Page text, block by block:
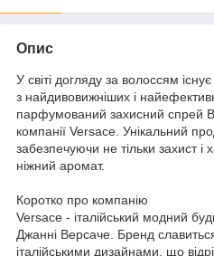
Опис
У світі догляду за волоссям
з найдивовижніших і
парфумований захисний спрей
компанії Versace. Унікальний
забезпечуючи не тільки захист і
ніжний аромат.
Коротко про компанію
Versace - італійський модний
Джанні Версаче. Бренд
італійськими дизайнами, що